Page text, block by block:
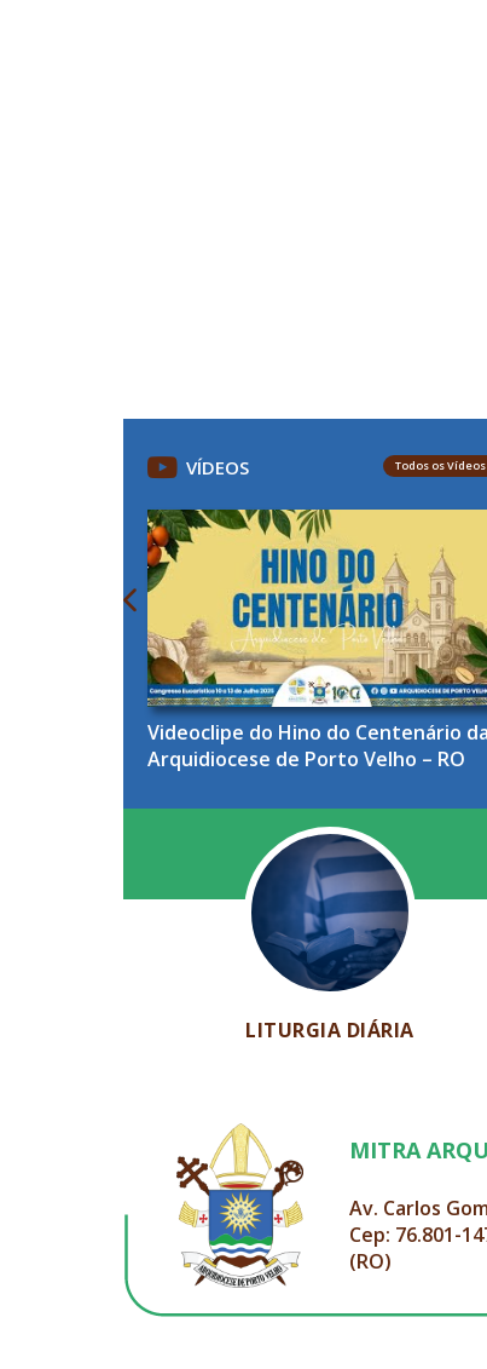
VÍDEOS Todos os Vídeos
Videoclipe do Hino do Centenário da
Arquidiocese de Porto Velho – RO
LITURGIA DIÁRIA
MITRA
Av. Carlos
Cep: 76.801-
(RO)